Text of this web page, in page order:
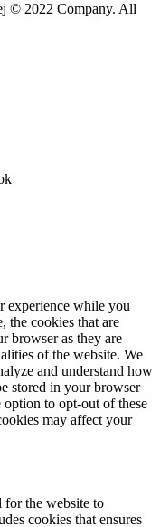
© 2022 Company. All
experience while you
the cookies that are
browser as they are
of the website. We
and understand how
stored in your browser
to opt-out of these
may affect your
for the website to
cookies that ensures